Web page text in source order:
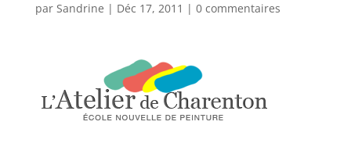
par Sandrine | Déc 17, 2011 | 0 commentaires